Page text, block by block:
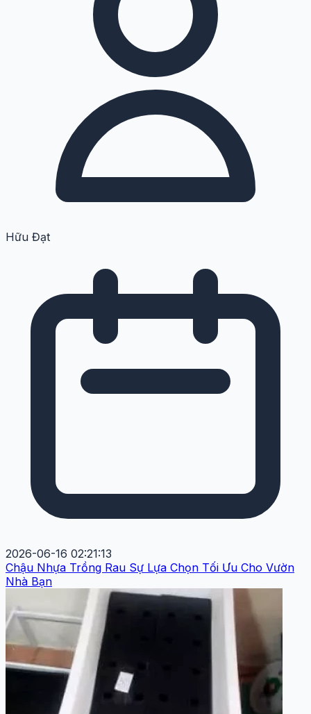
Hữu Đạt
2026-06-16 02:21:13
Chậu Nhựa Trồng Rau Sự Lựa Chọn Tối Ưu Cho Vườn
Nhà Bạn